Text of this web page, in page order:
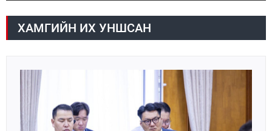
ХАМГИЙН ИХ УНШСАН